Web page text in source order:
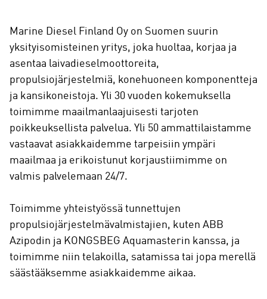
Marine Diesel Finland Oy on Suomen suurin
yksityisomisteinen yritys, joka huoltaa, korjaa ja
asentaa laivadieselmoottoreita,
propulsiojärjestelmiä, konehuoneen komponentteja
ja kansikoneistoja. Yli 30 vuoden kokemuksella
toimimme maailmanlaajuisesti tarjoten
poikkeuksellista palvelua. Yli 50 ammattilaistamme
vastaavat asiakkaidemme tarpeisiin ympäri
maailmaa ja erikoistunut korjaustiimimme on
valmis palvelemaan 24/7.
Toimimme yhteistyössä tunnettujen
propulsiojärjestelmävalmistajien, kuten ABB
Azipodin ja KONGSBEG Aquamasterin kanssa, ja
toimimme niin telakoilla, satamissa tai jopa merellä
säästääksemme asiakkaidemme aikaa.